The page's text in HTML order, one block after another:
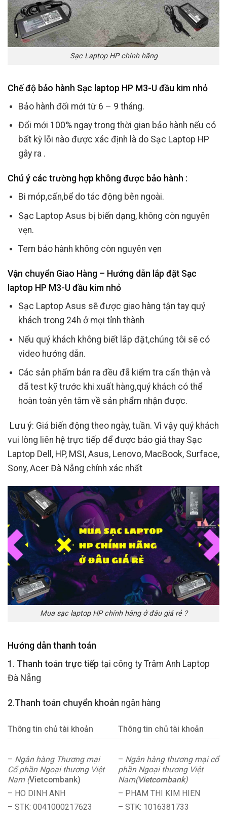
Sạc Laptop HP chính hãng
Chế độ bảo hành Sạc laptop HP M3-U đầu kim nhỏ
Bảo hành đổi mới từ 6 – 9 tháng.
Đổi mới 100% ngay trong thời gian bảo hành nếu có
bất kỳ lỗi nào được xác định là do Sạc Laptop HP
gây ra .
Chú ý các trường hợp không được bảo hành :
Bi móp,cấn,bể do tác động bên ngoài.
Sạc Laptop Asus bị biến dạng, không còn nguyên
vẹn.
Tem bảo hành không còn nguyên vẹn
Vận chuyển Giao Hàng – Hướng dẫn lắp đặt Sạc
laptop HP M3-U đầu kim nhỏ
Sạc Laptop Asus sẽ được giao hàng tận tay quý
khách trong 24h ở mọi tỉnh thành
Nếu quý khách không biết lắp đặt,chúng tôi sẽ có
video hướng dẫn.
Các sản phẩm bán ra đều đã kiểm tra cẩn thận và
đã test kỹ trước khi xuất hàng,quý khách có thể
hoàn toàn yên tâm về sản phẩm nhận được.
Lưu ý: Giá biến động theo ngày, tuần. Vì vậy quý khách
vui lòng liên hệ trực tiếp để được báo giá thay Sạc
Laptop Dell, HP, MSI, Asus, Lenovo, MacBook, Surface,
Sony, Acer Đà Nẵng chính xác nhất
Mua sạc laptop HP chính hãng ở đâu giá rẻ ?
Hướng dẫn thanh toán
1. Thanh toán trực tiếp tại công ty Trâm Anh Laptop
Đà Nẵng
2.Thanh toán chuyển khoản ngân hàng
Thông tin chủ tài khoản Thông tin chủ tài khoản
– Ngân hàng Thương mại
Cổ phần Ngoại thương Việt
Nam (Vietcombank)
– HO DINH ANH
– STK: 0041000217623
– Ngân hàng thương mại cổ
phần Ngoại thương Việt
Nam(Vietcombank)
– PHAM THI KIM HIEN
– STK: 1016381733